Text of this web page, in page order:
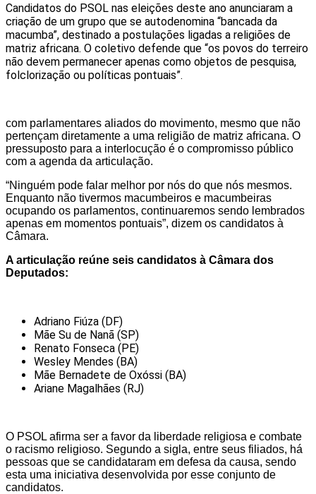
Candidatos do PSOL nas eleições deste ano anunciaram a
criação de um grupo que se autodenomina “bancada da
macumba”, destinado a postulações ligadas a religiões de
matriz africana. O coletivo defende que “os povos do terreiro
não devem permanecer apenas como objetos de pesquisa,
folclorização ou políticas pontuais”.
com parlamentares aliados do movimento, mesmo que não
pertençam diretamente a uma religião de matriz africana. O
pressuposto para a interlocução é o compromisso público
com a agenda da articulação.
“Ninguém pode falar melhor por nós do que nós mesmos.
Enquanto não tivermos macumbeiros e macumbeiras
ocupando os parlamentos, continuaremos sendo lembrados
apenas em momentos pontuais”, dizem os candidatos à
Câmara.
A articulação reúne seis candidatos à Câmara dos
Deputados:
Adriano Fiúza (DF)
Mãe Su de Nanã (SP)
Renato Fonseca (PE)
Wesley Mendes (BA)
Mãe Bernadete de Oxóssi (BA)
Ariane Magalhães (RJ)
O PSOL afirma ser a favor da liberdade religiosa e combate
o racismo religioso. Segundo a sigla, entre seus filiados, há
pessoas que se candidataram em defesa da causa, sendo
esta uma iniciativa desenvolvida por esse conjunto de
candidatos.